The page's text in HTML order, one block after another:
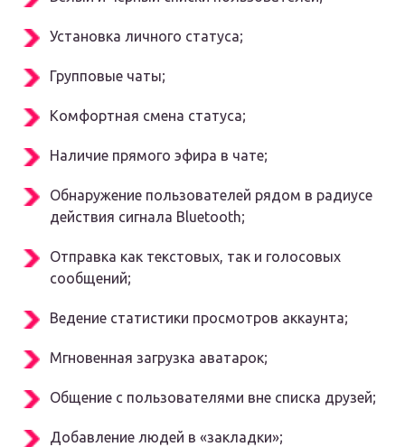
Установка личного статуса;
Групповые чаты;
Комфортная смена статуса;
Наличие прямого эфира в чате;
Обнаружение пользователей рядом в радиусе
действия сигнала Bluetooth;
Отправка как текстовых, так и голосовых
сообщений;
Ведение статистики просмотров аккаунта;
Мгновенная загрузка аватарок;
Общение с пользователями вне списка друзей;
Добавление людей в «закладки»;